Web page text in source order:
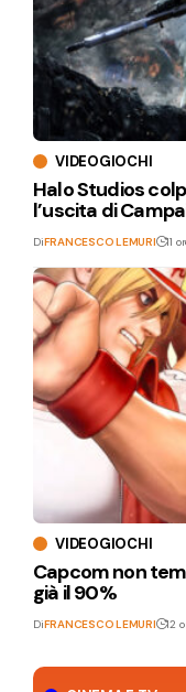
VIDEOGIOCHI
Halo Studios
l’uscita di
DiFRANCESCO LEMURI 11
VIDEOGIOCHI
Capcom non
già il 90%
DiFRANCESCO LEMURI 12